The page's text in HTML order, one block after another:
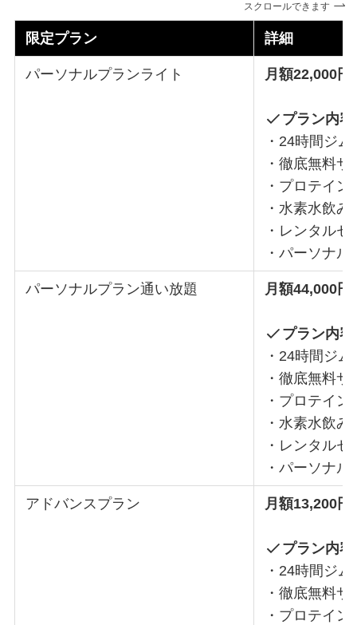
スクロールできます
限定プラン 詳細
パーソナルプランライト 月額22,000円
プラン内容
・24時間ジ
・徹底無料サ
・プロテイン
・水素水飲み
・レンタルセ
・パーソナ
パーソナルプラン通い放題 月額44,000円
プラン内容
・24時間ジ
・徹底無料サ
・プロテイン
・水素水飲み
・レンタルセ
・パーソナ
アドバンスプラン 月額13,200円
プラン内容
・24時間ジ
・徹底無料サ
・プロテイン